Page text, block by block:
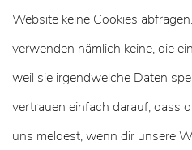
Website keine Cookies
verwenden nämlich keine, die
weil sie irgendwelche Daten
vertrauen einfach darauf, dass
uns meldest, wenn dir unsere